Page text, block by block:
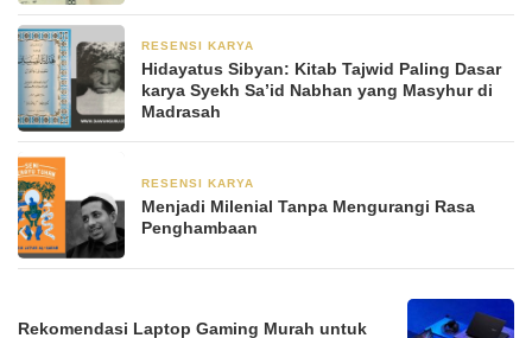
RESENSI KARYA
Hidayatus Sibyan: Kitab Tajwid Paling Dasar
karya Syekh Sa’id Nabhan yang Masyhur di
Madrasah
RESENSI KARYA
Menjadi Milenial Tanpa Mengurangi Rasa
Penghambaan
Rekomendasi Laptop Gaming Murah untuk